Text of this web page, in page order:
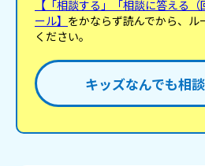
【「相談する」「相談に答える
ール】 をかならず読んでから、ル
ください。
キッズなんでも相